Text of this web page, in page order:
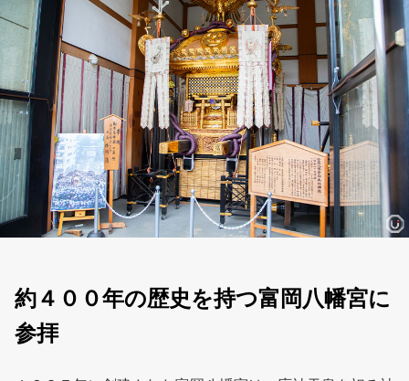
約４００年の歴史を持つ富岡八幡宮に
参拝